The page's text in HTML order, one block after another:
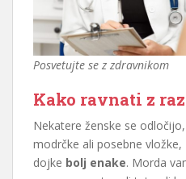
Posvetujte se z zdravnikom
Kako ravnati z
Nekatere ženske se
modrčke ali posebne
dojke bolj enake. Morda